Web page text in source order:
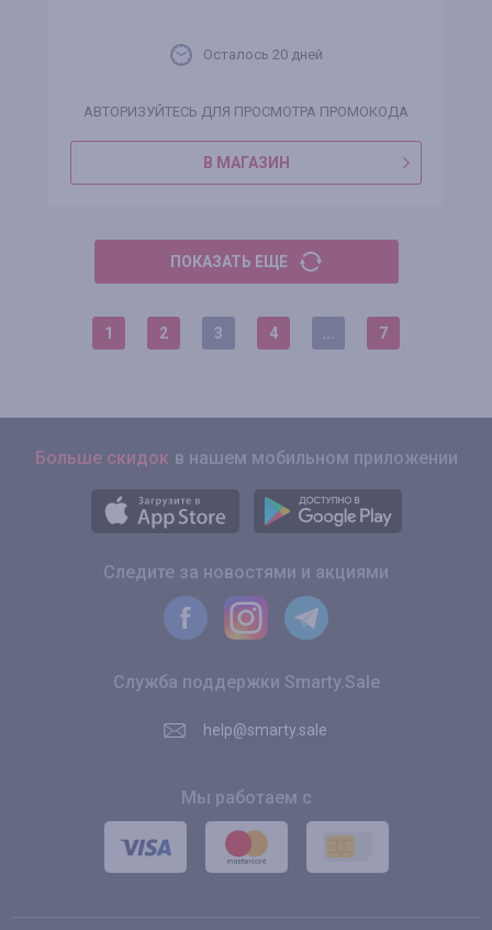
Осталось 20 дней
АВТОРИЗУЙТЕСЬ ДЛЯ ПРОСМОТРА ПРОМОКОДА
В МАГАЗИН
ПОКАЗАТЬ ЕЩЕ
1 2 3 4 7
Больше скидок в нашем мобильном приложении
Следите за новостями и акциями
Служба поддержки Smarty.Sale
help@smarty.sale
Мы работаем с